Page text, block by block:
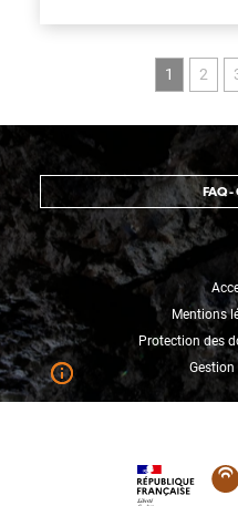
Page
courante
1 Page
2
FAQ -
Mentions
Protection des
Gestion